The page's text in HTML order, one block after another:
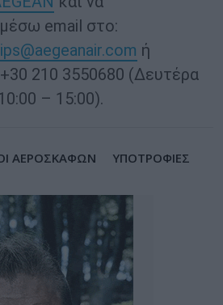
email στο:
ή
210 3550680 (Δευτέρα
– 15:00).
ΑΕΡΟΣΚΑΦΩΝ ΥΠΟΤΡΟΦΙΕΣ